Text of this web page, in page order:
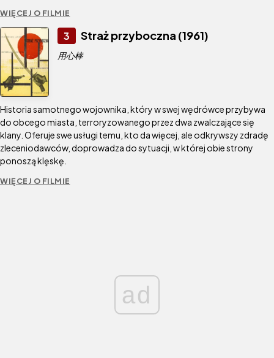
WIĘCEJ O FILMIE
3 Straż przyboczna (1961)
用心棒
Historia samotnego wojownika, który w swej wędrówce przybywa
do obcego miasta, terroryzowanego przez dwa zwalczające się
klany. Oferuje swe usługi temu, kto da więcej, ale odkrywszy zdradę
zleceniodawców, doprowadza do sytuacji, w której obie strony
ponoszą klęskę.
WIĘCEJ O FILMIE
ad